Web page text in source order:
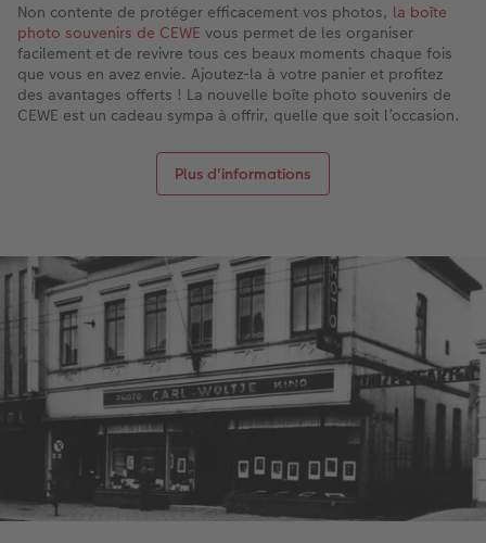
Non contente de protéger efficacement vos photos, la boîte
photo souvenirs de CEWE vous permet de les organiser
facilement et de revivre tous ces beaux moments chaque fois
que vous en avez envie. Ajoutez-la à votre panier et profitez
des avantages offerts ! La nouvelle boîte photo souvenirs de
CEWE est un cadeau sympa à offrir, quelle que soit l’occasion.
Plus d'informations